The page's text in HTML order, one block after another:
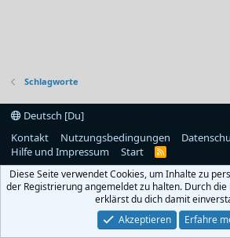
Schlagworte
Deutsch [Du]
Kontakt
Nutzungsbedingungen
Hilfe und Impressum
Start
R
S
Diese Seite verwendet Cookies, um Inhalte zu
der Registrierung angemeldet zu halten. Durch
erklärst du dich damit
Akzeptieren
Erfahre